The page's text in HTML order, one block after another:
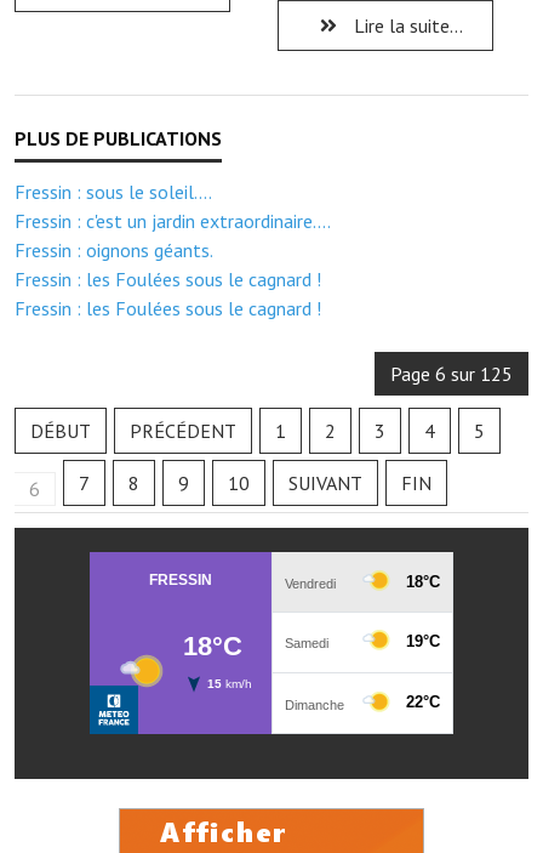
Rapport d'orientation budgétaire
Procès verbaux des conseils municipaux
Communication
Le bulletin municipal : Fressinfo & Le Fressinois
Toutes les publications
Communauté de communes
Autres groupements
Les réseaux partenaires
L'association des maires
Le conseil départemental
VILLE PRATIQUE
Affaires scolaires, CCAS
Lire la suite...
Fressin : sous le soleil....
Fressin : c'est un jardin extraordinaire....
Fressin : oignons géants.
Fressin : les Foulées sous le cagnard !
Fressin : les Foulées sous le cagnard !
Page 6 sur 125
DÉBUT PRÉCÉDENT 1 2 3 4 5
6 7 8 9 10 SUIVANT FIN